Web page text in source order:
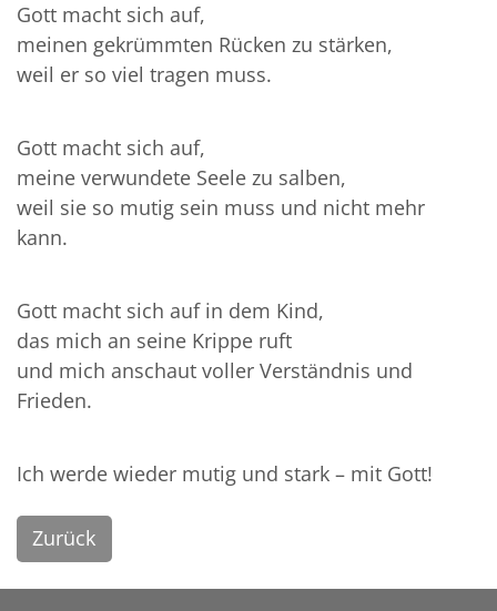
Gott macht sich auf,
meinen gekrümmten Rücken zu stärken,
weil er so viel tragen muss.
Gott macht sich auf,
meine verwundete Seele zu salben,
weil sie so mutig sein muss und nicht mehr
kann.
Gott macht sich auf in dem Kind,
das mich an seine Krippe ruft
und mich anschaut voller Verständnis und
Frieden.
Ich werde wieder mutig und stark – mit Gott!
Zurück